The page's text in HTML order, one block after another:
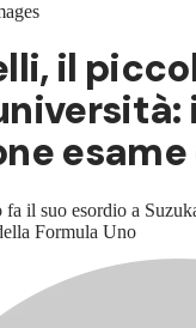
il
il suo esordio a
Formula Uno